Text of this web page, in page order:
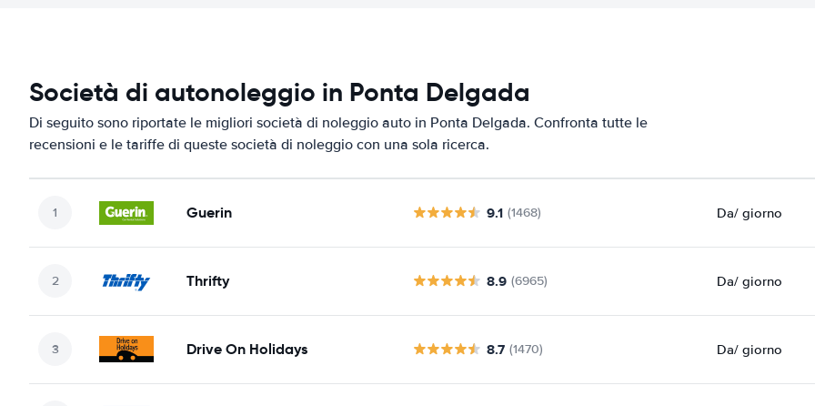
Società di autonoleggio in Ponta Delgada
Di seguito sono riportate le migliori società di noleggio auto in Ponta Delgada. Confronta tutte le
recensioni e le tariffe di queste società di noleggio con una sola ricerca.
Guerin 9.1 (1468) Da/ giorno
Thrifty 8.9 (6965) Da/ giorno
Drive On Holidays 8.7 (1470) Da/ giorno